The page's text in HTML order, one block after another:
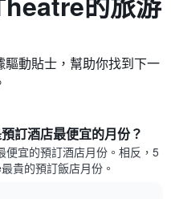
動貼士，幫助你找到下一
訂酒店最便宜的月份？
宜的預訂酒店月份。​相反，5
貴的預訂飯店月份。